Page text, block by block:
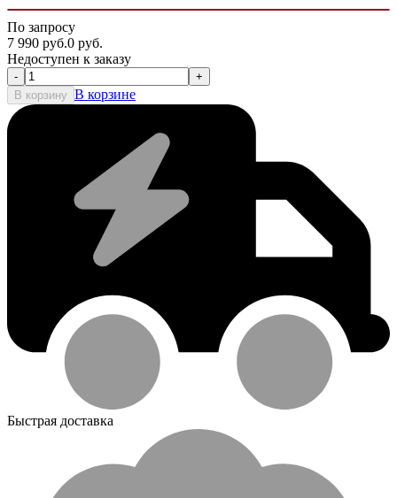
По запросу
7 990 руб.0 руб.
Недоступен к заказу
-
+
В корзину В корзине
Быстрая доставка